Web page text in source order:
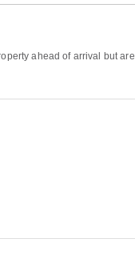
ahead of arrival but are